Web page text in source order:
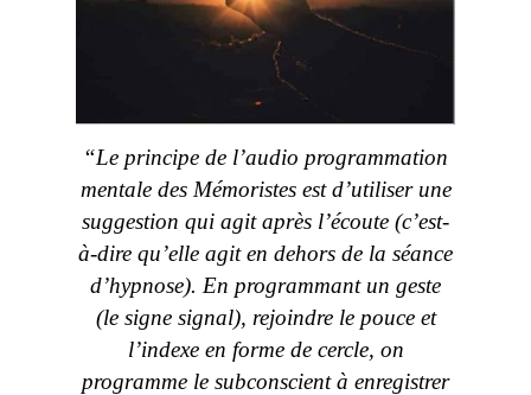
“Le principe de l’audio programmation
mentale des Mémoristes est d’utiliser une
suggestion qui agit après l’écoute (c’est-
à-dire qu’elle agit en dehors de la séance
d’hypnose). En programmant un geste
(le signe signal), rejoindre le pouce et
l’indexe en forme de cercle, on
programme le subconscient à enregistrer